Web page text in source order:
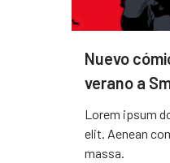
Nuevo
verano a
Lorem ipsum
elit. Aenean
massa.